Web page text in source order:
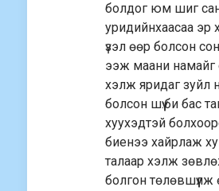
болдог юм шиг
уридийнхаасаа эр
үзэл өөр болсон
ээж маани намайг
хэлж яридаг зуйл
болсон шүү.би бас
хуухэдтэй
биенээ хайрлаж
талаар хэлж
болгон